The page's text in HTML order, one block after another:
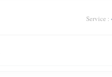
Service :